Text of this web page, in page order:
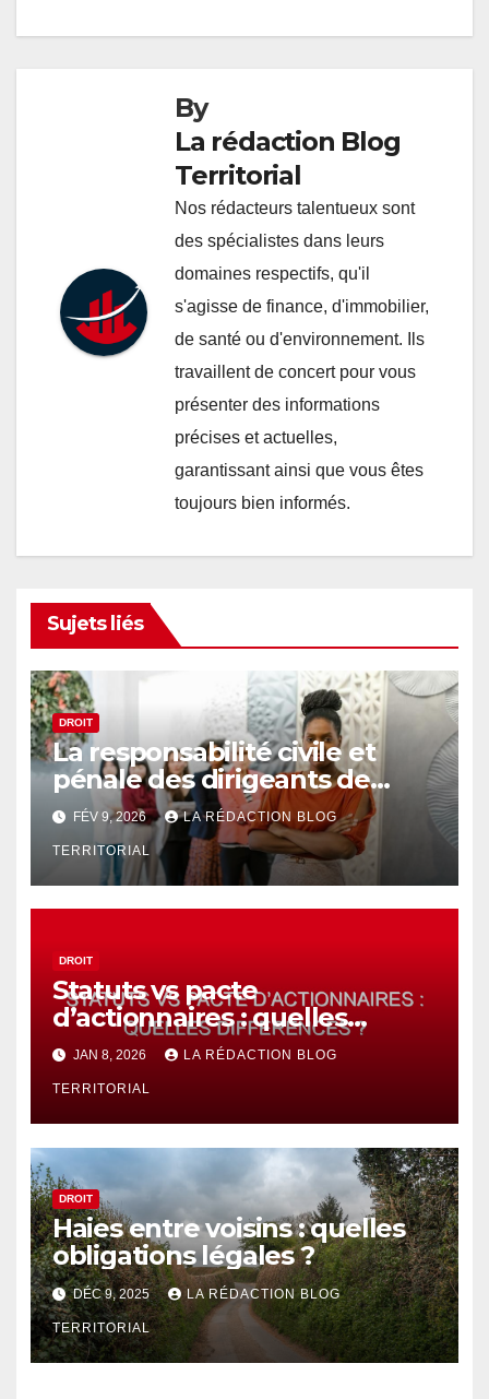
By
La rédaction Blog
Territorial
Nos rédacteurs talentueux sont
des spécialistes dans leurs
domaines respectifs, qu'il
s'agisse de finance, d'immobilier,
de santé ou d'environnement. Ils
travaillent de concert pour vous
présenter des informations
précises et actuelles,
garantissant ainsi que vous êtes
toujours bien informés.
Sujets liés
DROIT
La responsabilité civile et
pénale des dirigeants de
société
FÉV 9, 2026 LA RÉDACTION BLOG
TERRITORIAL
DROIT
Statuts vs pacte
d’actionnaires : quelles
différences ?
JAN 8, 2026 LA RÉDACTION BLOG
TERRITORIAL
DROIT
Haies entre voisins : quelles
obligations légales ?
DÉC 9, 2025 LA RÉDACTION BLOG
TERRITORIAL